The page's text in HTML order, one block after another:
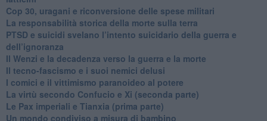
​Cop 30, uragani e riconversione delle spese militari
La responsabilità storica della morte sulla terra
PTSD e suicidi svelano l’intento suicidario della guerra e
dell’ignoranza
Il Wenzi e la decadenza verso la guerra e la morte
​Il tecno-fascismo e i suoi nemici delusi
​I comici e il vittimismo paranoideo al potere
​La virtù secondo Confucio e Xi (seconda parte)
Le Pax imperiali e Tianxia (prima parte)
Un mondo condiviso a misura di bambino